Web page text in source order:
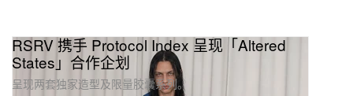
RSRV 携手 Protocol Index 呈现「Altered
States」合作企划
呈现两套独家造型及限量胶囊系列。